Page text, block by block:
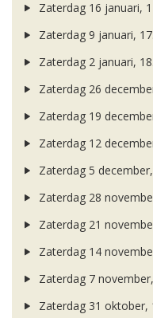
Zaterdag 16 januari,
Zaterdag 9 januari,
Zaterdag 2 januari,
Zaterdag 26
Zaterdag 19
Zaterdag 12
Zaterdag 5
Zaterdag 28
Zaterdag 21
Zaterdag 14
Zaterdag 7
Zaterdag 31 oktober,